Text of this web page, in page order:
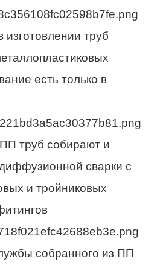
труб
есть только в
труб собирают и
сварки с
и тройниковых
собранного из ПП